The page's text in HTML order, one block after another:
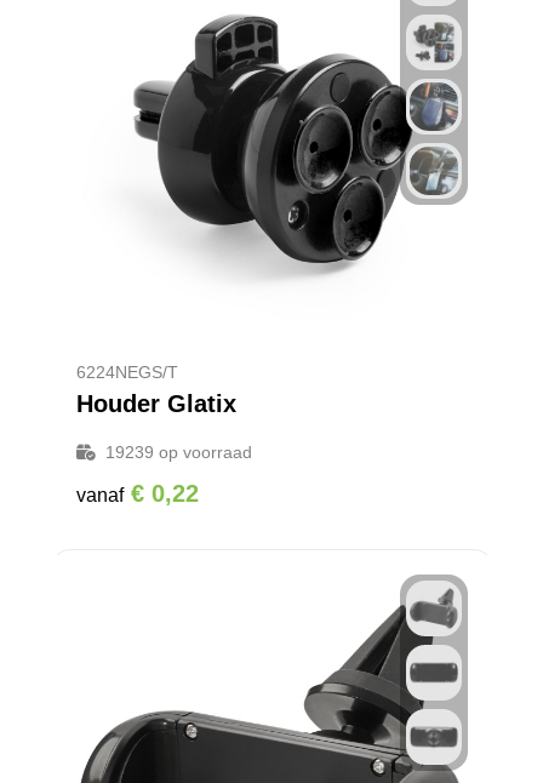
6224NEGS/T
Houder Glatix
19239 op voorraad
vanaf € 0,22